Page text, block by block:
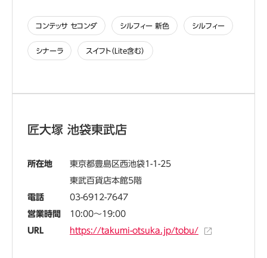
コンテッサ セコンダ シルフィー 新色 シルフィー
シナーラ スイフト（Lite含む）
匠大塚 池袋東武店
所在地
東京都豊島区西池袋1-1-25
東武百貨店本館5階
電話
03-6912-7647
営業時間
10:00～19:00
URL
https://takumi-otsuka.jp/tobu/